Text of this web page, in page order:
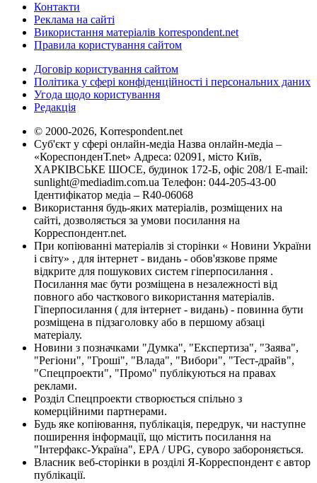
Контакти
Реклама на сайті
Використання матеріалів korrespondent.net
Правила користування сайтом
Договір користування сайтом
Політика у сфері конфіденційності і персональних даних
Угода щодо користування
Редакція
© 2000-2026, Korrespondent.net
Суб'єкт у сфері онлайн-медіа Назва онлайн-медіа –
«КореспонденТ.net» Адреса: 02091, місто Київ,
ХАРКІВСЬКЕ ШОСЕ, будинок 172-Б, офіс 208/1 E-mail:
sunlight@mediadim.com.ua Телефон: 044-205-43-00
Ідентифікатор медіа – R40-06068
Використання будь-яких матеріалів, розміщених на
сайті, дозволяється за умови посилання на
Корреспондент.net.
При копіюванні матеріалів зі сторінки « Новини України
і світу» , для інтернет - видань - обов'язкове пряме
відкрите для пошукових систем гіперпосилання .
Посилання має бути розміщена в незалежності від
повного або часткового використання матеріалів.
Гіперпосилання ( для інтернет - видань) - повинна бути
розміщена в підзаголовку або в першому абзаці
матеріалу.
Новини з позначками "Думка", "Експертиза", "Заява",
"Регіони", "Гроші", "Влада", "Вибори", "Тест-драйв",
"Спецпроекти", "Промо" публікуються на правах
реклами.
Розділ Спецпроекти створюється спільно з
комерційними партнерами.
Будь яке копіювання, публікація, передрук, чи наступне
поширення інформації, що містить посилання на
"Інтерфакс-Україна", EPA / UPG, суворо забороняється.
Власник веб-сторінки в розділі Я-Корреспондент є автор
публікації.